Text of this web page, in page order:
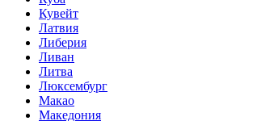
Кувейт
Латвия
Либерия
Ливан
Литва
Люксембург
Макао
Македония